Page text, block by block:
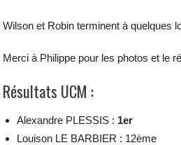
Wilson et Robin terminent à quelques
Merci à Philippe pour les photos et le
Résultats UCM :
Alexandre PLESSIS : 1er
Louison LE BARBIER : 12ème